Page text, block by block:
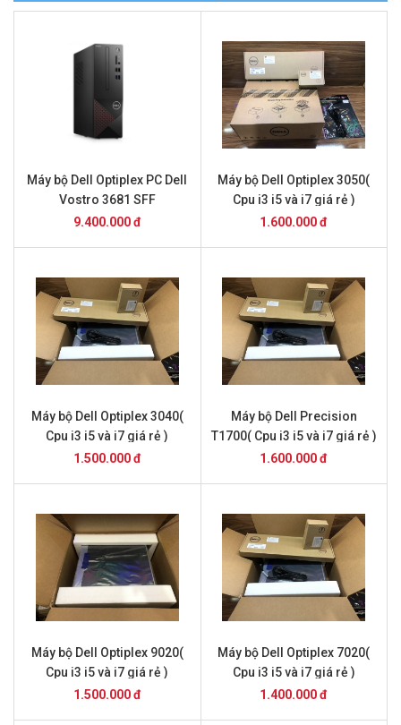
Máy bộ Dell Optiplex PC Dell
Vostro 3681 SFF
42VT360002
9.400.000 đ
Máy bộ Dell Optiplex 3050(
Cpu i3 i5 và i7 giá rẻ )
1.600.000 đ
Máy bộ Dell Optiplex 3040(
Cpu i3 i5 và i7 giá rẻ )
1.500.000 đ
Máy bộ Dell Precision
T1700( Cpu i3 i5 và i7 giá rẻ )
1.600.000 đ
Máy bộ Dell Optiplex 9020(
Cpu i3 i5 và i7 giá rẻ )
1.500.000 đ
Máy bộ Dell Optiplex 7020(
Cpu i3 i5 và i7 giá rẻ )
1.400.000 đ